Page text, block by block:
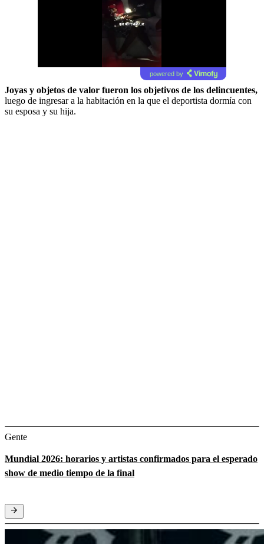
powered by
Joyas y objetos de valor fueron los objetivos de los delincuentes,
luego de ingresar a la habitación en la que el deportista dormía con
su esposa y su hija.
Gente
Mundial 2026: horarios y artistas confirmados para el esperado
show de medio tiempo de la final